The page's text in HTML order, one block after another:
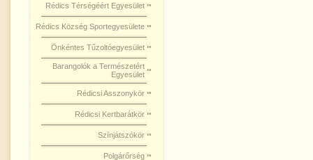
Rédics Térségéért Egyesület
Rédics Község Sportegyesülete
Önkéntes Tűzoltóegyesület
Barangolók a Természetért
Egyesület
Rédicsi Asszonykör
Rédicsi Kertbarátkör
Színjátszókör
Polgárőrség